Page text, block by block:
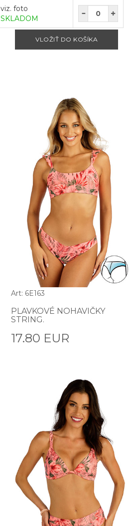
viz. foto
SKLADOM
Art: 6E163
PLAVKOVÉ NOHAVIČKY
STRING.
17.80 EUR